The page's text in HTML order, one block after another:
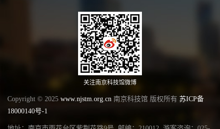
关注南京科技馆微博
Copyright © 2025 www.njstm.org.cn 南京科技馆 版权所有 苏ICP备
18000140号-1